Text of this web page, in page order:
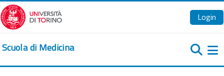
Vai al contenuto principale
Login
Scuola di Medicina